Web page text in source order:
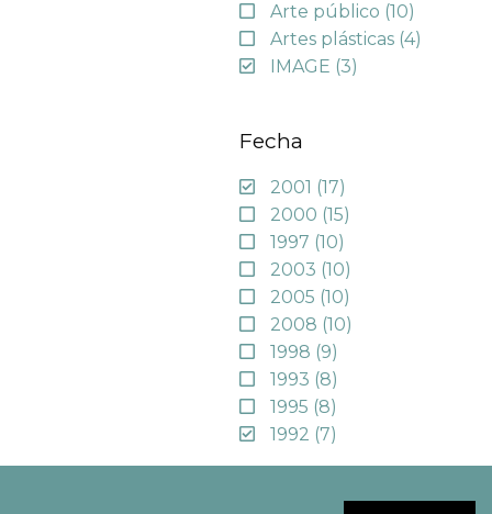
Arte público (10)
Artes plásticas (4)
IMAGE (3)
Fecha
2001 (17)
2000 (15)
1997 (10)
2003 (10)
2005 (10)
2008 (10)
1998 (9)
1993 (8)
1995 (8)
1992 (7)